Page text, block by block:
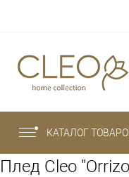
КАТАЛОГ
Плед Cleo